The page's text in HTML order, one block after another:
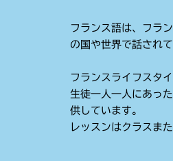
フランス語は、フラ
の国や世界で話され
フランスライフスタ
生徒一人一人にあっ
供しています。
レッスンはクラスま